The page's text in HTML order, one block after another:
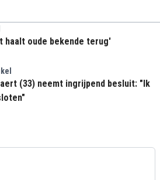
haalt oude bekende terug'
(33) neemt ingrijpend besluit: "Ik